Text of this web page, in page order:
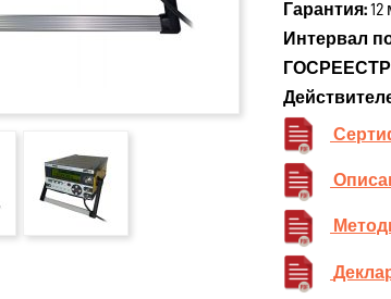
Гарантия:
Интервал